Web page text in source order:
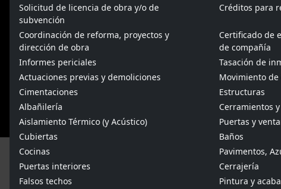
Solicitud de licencia de obra y/o de
subvención
Créditos para
Coordinación de reforma, proyectos y
dirección de obra
Certificado de
de compañía
Informes periciales
Tasación de
Actuaciones previas y demoliciones
Movimiento
Cimentaciones
Estructuras
Albañilería
Cerramientos
Aislamiento Térmico (y Acústico)
Puertas y
Cubiertas
Baños
Cocinas
Pavimentos,
Puertas interiores
Cerrajería
Falsos techos
Pintura y